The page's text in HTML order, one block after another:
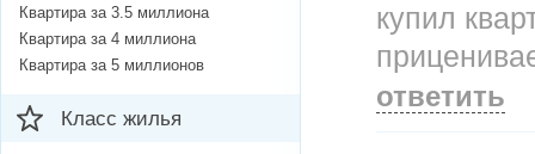
купил
ответить
Квартира за 3.5 миллиона
Квартира за 4 миллиона
Квартира за 5 миллионов
Класс жилья